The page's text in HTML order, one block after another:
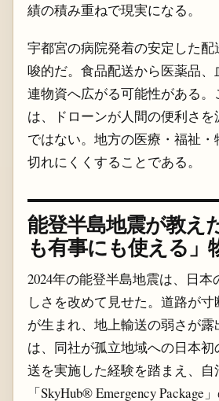
績の積み重ねで現実になる。
宇都宮の病院発着の安定した
唆的だ。食品配送から医薬品
連物資へ広がる可能性がある
は、ドローンが人間の便利さを
ではない。地方の医療・福祉・
切れにくくすることである。
能登半島地震が教え
も有事にも使える」
2024年の能登半島地震は、日
しさを改めて見せた。道路が
が生まれ、地上輸送の弱さが露
は、同社が孤立地域への日本
送を実施した経験を踏まえ、自
「SkyHub® Emergency Package